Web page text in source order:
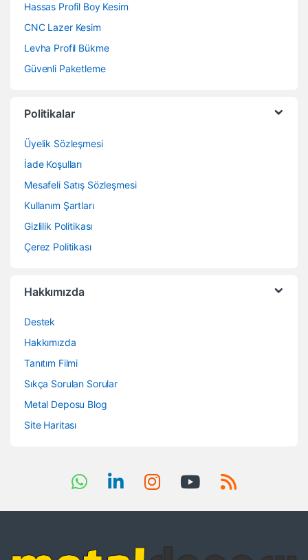
Hassas Profil Boy Kesim
CNC Lazer Kesim
Levha Profil Bükme
Güvenli Paketleme
Politikalar
Üyelik Sözleşmesi
İade Koşulları
Mesafeli Satış Sözleşmesi
Kullanım Şartları
Gizlilik Politikası
Çerez Politikası
Hakkımızda
Destek
Hakkımızda
Tanıtım Filmi
Sıkça Sorulan Sorular
Metal Deposu Blog
Site Haritası